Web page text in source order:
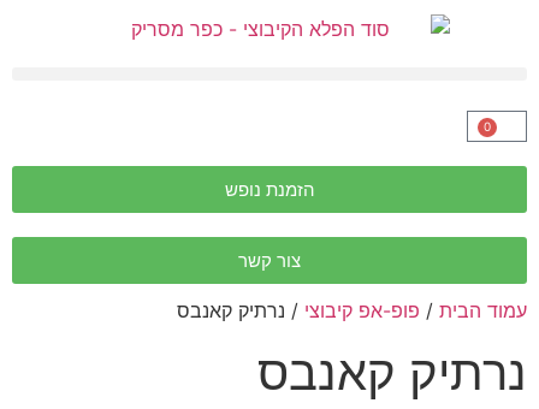
0
הזמנת נופש
צור קשר
עמוד הבית / פופ-אפ קיבוצי / נרתיק קאנבס
נרתיק קאנבס